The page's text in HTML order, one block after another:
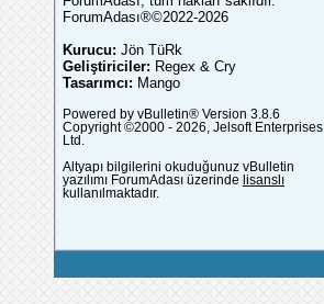
ForumAdası®©2022-2026
Kurucu: Jön TüRk
Geliştiriciler: Regex & Cry
Tasarımcı: Mango
Powered by vBulletin® Version 3.8.6
Copyright ©2000 - 2026, Jelsoft Enterprises
Ltd.
Altyapı bilgilerini okuduğunuz vBulletin
yazılımı ForumAdası üzerinde lisanslı
kullanılmaktadır.